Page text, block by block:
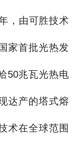
，由可胜技术
家首批光热发
50兆瓦光热电
达产的塔式熔
术在全球范围